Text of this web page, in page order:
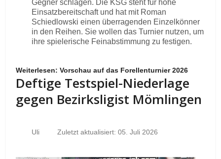
Gegner schlagen. Die KSG steht für hohe
Einsatzbereitschaft und hat mit Roman
Schiedlowski einen überragenden Einzelkönner
in den Reihen. Sie wollen das Turnier nutzen, um
ihre spielerische Feinabstimmung zu festigen.
Weiterlesen: Vorschau auf das Forellenturnier 2026
Deftige Testspiel-Niederlage
gegen Bezirksligist Mömlingen
Uli Zuletzt aktualisiert: 05. Juli 2026